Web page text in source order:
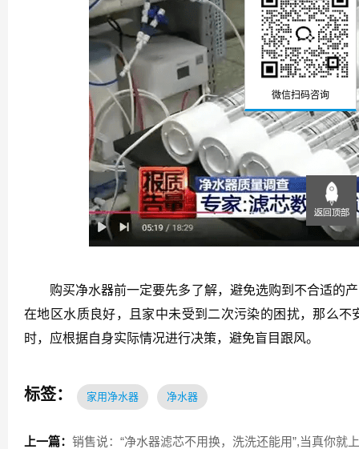
购买净水器前一定要先多了解，避免选购到不合适的产
在地区水质良好，且家中未受到二次污染的困扰，那么
时，应根据自身实际情况进行决策，避免盲目跟风。
标签： 家用净水器 净水器
上一篇： 销售说：“净水器滤芯不用换，洗洗还能用”,当真你就
微信扫码咨询